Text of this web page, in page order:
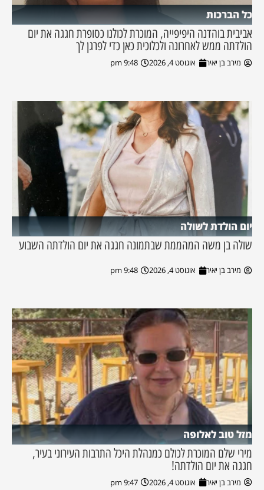
כל הברכות
אביבית בוהדנה היפיפייה, המוכרת לכולנו כסופרת חגגה את יום
הולדתה ממש לאחרונה ולכלוכית כאן כדי לפרגן לך
מירב בן יאיר אוגוסט 4, 2026 9:48 pm
יום הולדת לשולה
שולה בן משה המהממת שבתמונה חגגה את יום הולדתה השבוע
מירב בן יאיר אוגוסט 4, 2026 9:48 pm
מזל טוב לאלופה
מירי שלם המוכרת לכולם כמנהלת היכל התרבות העירוני בעיר,
חגגה את יום הולדתה!
מירב בן יאיר אוגוסט 4, 2026 9:47 pm